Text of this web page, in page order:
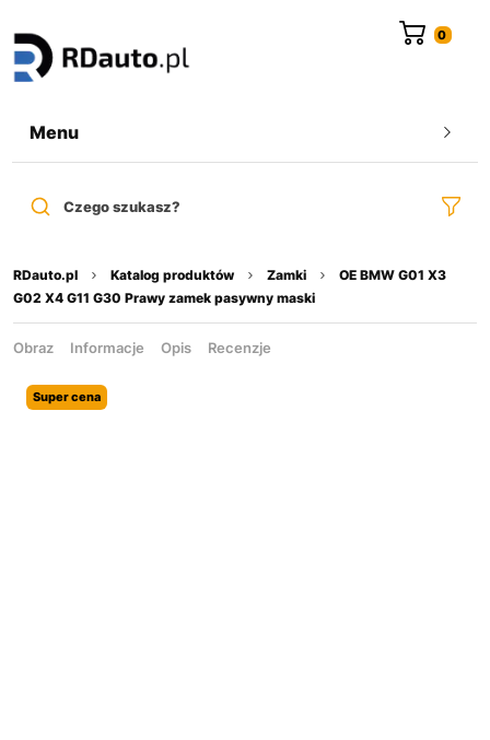
Menu
Czego szukasz?
RDauto.pl Katalog produktów Zamki
OE BMW G01 X3
G02 X4 G11 G30 Prawy zamek pasywny maski
Obraz Informacje Opis Recenzje
Super cena